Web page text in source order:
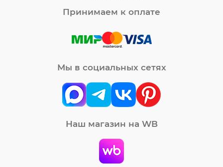
Принимаем к оплате
Мы в социальных сетях
Наш магазин на WB